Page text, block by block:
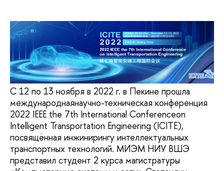
С 12 по 13 ноября в 2022 г. в Пекине прошла
международнаянаучно-техническая конференция
2022 IEEE the 7th International Conferenceon
Intelligent Transportation Engineering (ICITE),
посвящённая инжинирингу интеллектуальных
транспортных технологий. МИЭМ НИУ ВШЭ
представил студент 2 курса магистратуры